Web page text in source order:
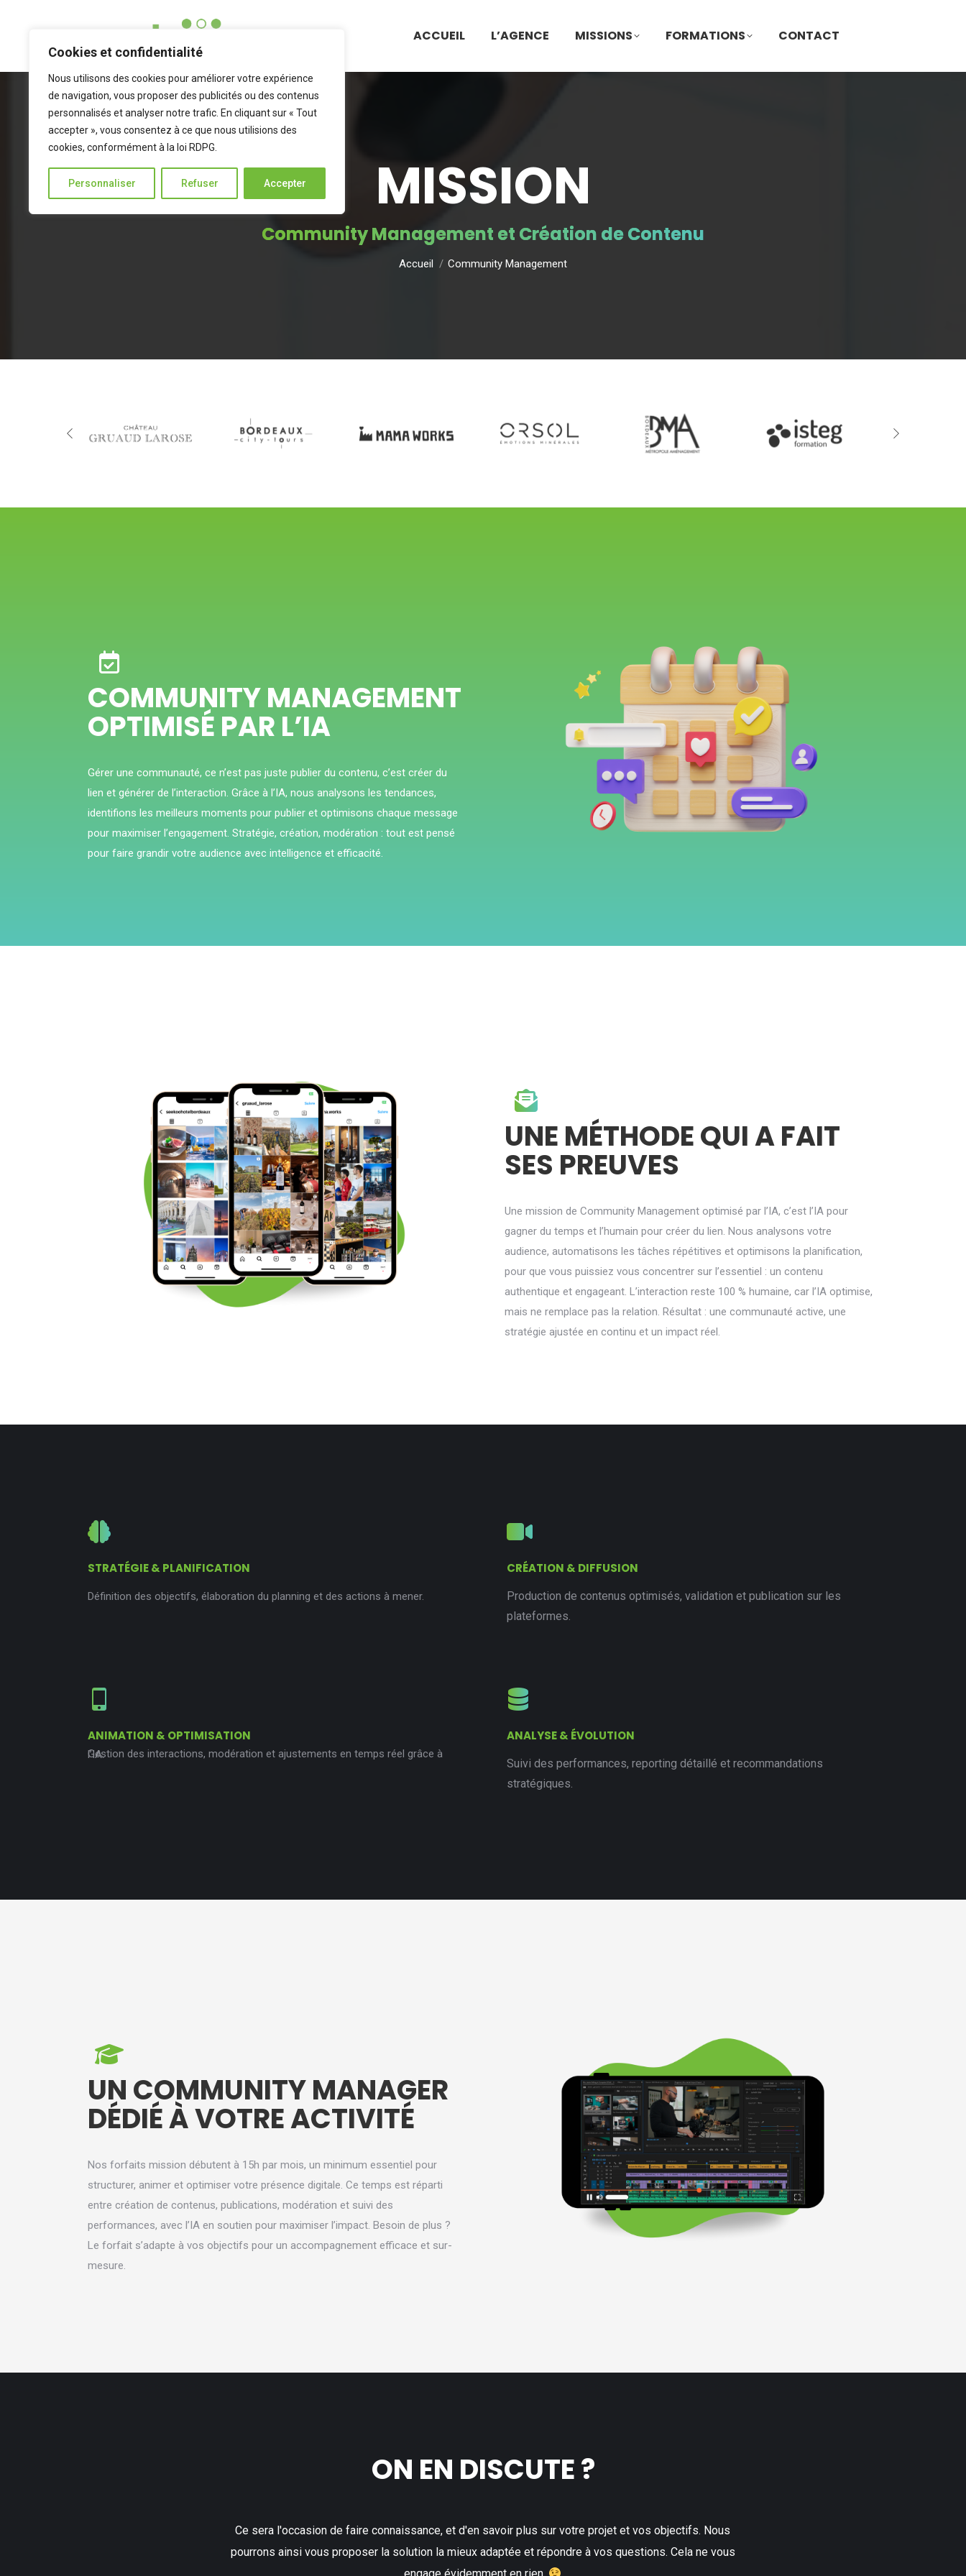
Cookies et confidentialité
Nous utilisons des cookies pour améliorer votre expérience
de navigation, vous proposer des publicités ou des contenus
personnalisés et analyser notre trafic. En cliquant sur « Tout
accepter », vous consentez à ce que nous utilisions des
cookies, conformément à la loi RDPG.
Personnaliser Refuser Accepter
ACCUEIL L’AGENCE MISSIONS FORMATIONS CONTACT
MISSION
Community Management et Création de Contenu
Accueil Community Management
COMMUNITY MANAGEMENT
OPTIMISÉ PAR L’IA
Gérer une communauté, ce n’est pas juste publier du contenu, c’est créer du
lien et générer de l’interaction. Grâce à l’IA, nous analysons les tendances,
identifions les meilleurs moments pour publier et optimisons chaque message
pour maximiser l’engagement. Stratégie, création, modération : tout est pensé
pour faire grandir votre audience avec intelligence et efficacité.
UNE MÉTHODE QUI A FAIT
SES PREUVES
Une mission de Community Management optimisé par l’IA, c’est l’IA pour
gagner du temps et l’humain pour créer du lien. Nous analysons votre
audience, automatisons les tâches répétitives et optimisons la planification,
pour que vous puissiez vous concentrer sur l’essentiel : un contenu
authentique et engageant. L’interaction reste 100 % humaine, car l’IA optimise,
mais ne remplace pas la relation. Résultat : une communauté active, une
stratégie ajustée en continu et un impact réel.
STRATÉGIE & PLANIFICATION
Définition des objectifs, élaboration du planning et des actions à mener.
CRÉATION & DIFFUSION
Production de contenus optimisés, validation et publication sur les
plateformes.
ANIMATION & OPTIMISATION
Gestion des interactions, modération et ajustements en temps réel grâce à l’IA.
ANALYSE & ÉVOLUTION
Suivi des performances, reporting détaillé et recommandations
stratégiques.
UN COMMUNITY MANAGER
DÉDIÉ À VOTRE ACTIVITÉ
Nos forfaits mission débutent à 15h par mois, un minimum essentiel pour
structurer, animer et optimiser votre présence digitale. Ce temps est réparti
entre création de contenus, publications, modération et suivi des
performances, avec l’IA en soutien pour maximiser l’impact. Besoin de plus ?
Le forfait s’adapte à vos objectifs pour un accompagnement efficace et sur-
mesure.
ON EN DISCUTE ?
Ce sera l'occasion de faire connaissance, et d'en savoir plus sur votre projet et vos objectifs. Nous
pourrons ainsi vous proposer la solution la mieux adaptée et répondre à vos questions. Cela ne vous